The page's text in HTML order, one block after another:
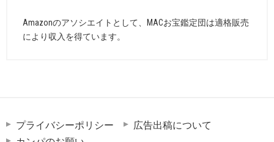
Amazonのアソシエイトとして、MACお宝鑑定団は適格販売
により収入を得ています。
プライバシーポリシー
広告出稿について